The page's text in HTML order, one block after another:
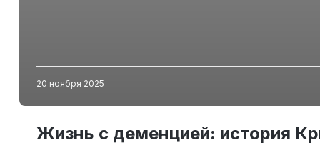
20 ноября 2025
Жизнь с деменцией: история